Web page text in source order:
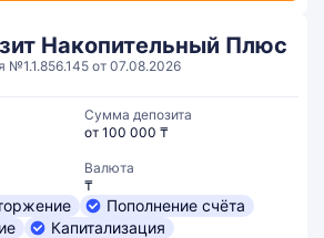
Накопительный Плюс
№1.1.856.145 от 07.08.2026
Сумма депозита
от 100 000 ₸
Валюта
₸
Пополнение счёта
Капитализация